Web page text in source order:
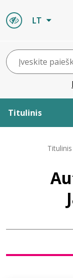
LT
Titulinis
Naujienos
Bibliotekoms
Titulinis